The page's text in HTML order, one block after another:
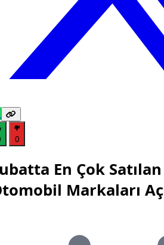
0
En Çok
Markaları